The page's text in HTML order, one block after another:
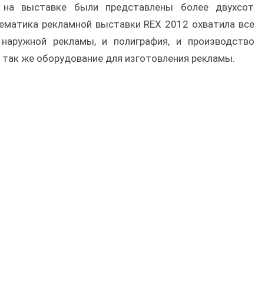
выставке были представлены более двухсот
рекламной выставки REX 2012 охватила все
рекламы, и полиграфия, и производство
же оборудование для изготовления рекламы.